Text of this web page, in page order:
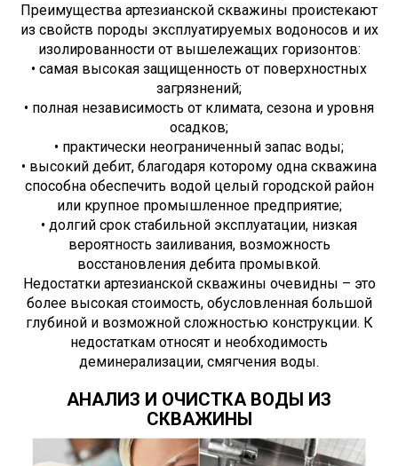
Преимущества артезианской скважины проистекают
из свойств породы эксплуатируемых водоносов и их
изолированности от вышележащих горизонтов:
• самая высокая защищенность от поверхностных
загрязнений;
• полная независимость от климата, сезона и уровня
осадков;
• практически неограниченный запас воды;
• высокий дебит, благодаря которому одна скважина
способна обеспечить водой целый городской район
или крупное промышленное предприятие;
• долгий срок стабильной эксплуатации, низкая
вероятность заиливания, возможность
восстановления дебита промывкой.
Недостатки артезианской скважины очевидны – это
более высокая стоимость, обусловленная большой
глубиной и возможной сложностью конструкции. К
недостаткам относят и необходимость
деминерализации, смягчения воды.
АНАЛИЗ И ОЧИСТКА ВОДЫ ИЗ
СКВАЖИНЫ